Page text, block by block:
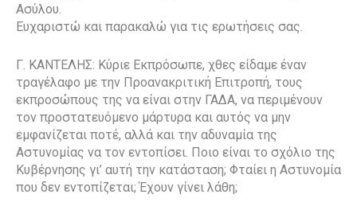
Ασύλου.
Ευχαριστώ και παρακαλώ για τις ερωτήσεις σας.
Γ. ΚΑΝΤΕΛΗΣ: Κύριε Εκπρόσωπε, χθες είδαμε έναν
τραγέλαφο με την Προανακριτική Επιτροπή, τους
εκπροσώπους της να είναι στην ΓΑΔΑ, να περιμένουν
τον προστατευόμενο μάρτυρα και αυτός να μην
εμφανίζεται ποτέ, αλλά και την αδυναμία της
Αστυνομίας να τον εντοπίσει. Ποιο είναι το σχόλιο της
Κυβέρνησης γι’ αυτή την κατάσταση; Φταίει η Αστυνομία
που δεν εντοπίζεται; Έχουν γίνει λάθη;